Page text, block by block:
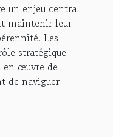
un enjeu central
maintenir leur
Les
stratégique
en œuvre de
de naviguer